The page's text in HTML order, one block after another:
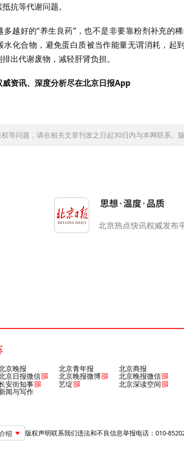
抗等代谢问题。
多越好的“养生良药”，也不是非要靠粉剂补充的
水化合物，避免蛋白质被当作能量无谓消耗，起
出代谢废物，减轻肝肾负担。
资讯、深度分析尽在北京日报App
等问题，请在相关文章刊发之日起30日内与本网联系。
京晚报 北京青年报 北京商报
京日报微信 北京晚报微博
北京晚报微信
安街知事 艺绽 北京深读空间
闻与写作
绍 版权声明联系我们违法和不良信息举报电话：010-